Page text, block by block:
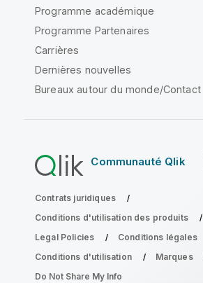
Programme académique
Programme Partenaires
Carrières
Dernières nouvelles
Bureaux autour du monde/Contact
Communauté Qlik
Contrats juridiques
Conditions d'utilisation des produits
Legal Policies
Conditions légales
Conditions d'utilisation
Marques
Do Not Share My Info